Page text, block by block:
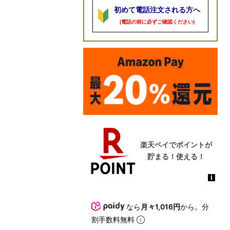
初めて電話注文される方へ
(電話の前に必ずご確認ください)
なら 月々1,016円から。分
割手数料無料